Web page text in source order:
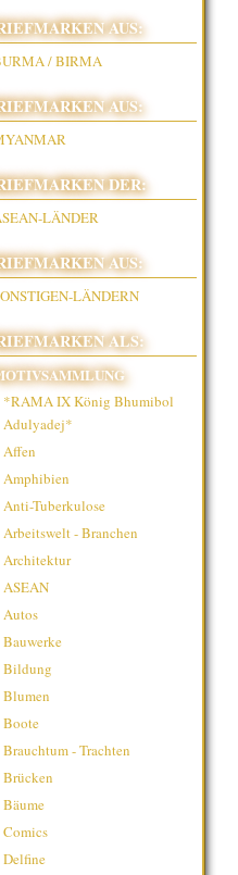
AUS:
/ BIRMA
AUS:
DER:
LÄNDER
AUS:
LÄNDERN
ALS:
*RAMA IX König Bhumibol
Adulyadej*
Affen
Amphibien
Anti-Tuberkulose
Arbeitswelt - Branchen
Architektur
ASEAN
Autos
Bauwerke
Bildung
Blumen
Boote
Brauchtum - Trachten
Brücken
Bäume
Comics
Delfine